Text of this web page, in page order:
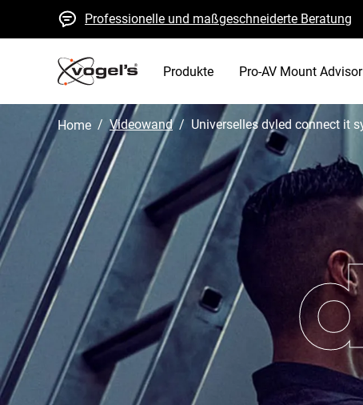
Professionelle und maßgeschneiderte Beratung
Schnelle Kostenvoranschläge und Lieferung
Hohe Qualität garantiert
Produkte Pro-AV Mount Advisor
Home / videowand / universelles dvled connect it